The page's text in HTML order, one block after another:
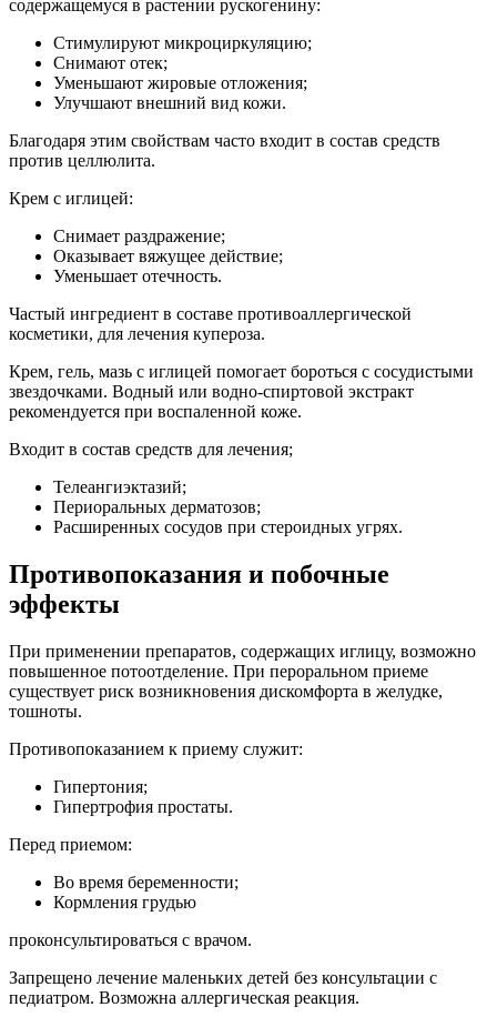
содержащемуся в растении рускогенину:
Стимулируют микроциркуляцию;
Снимают отек;
Уменьшают жировые отложения;
Улучшают внешний вид кожи.
Благодаря этим свойствам часто входит в состав средств
против целлюлита.
Крем с иглицей:
Снимает раздражение;
Оказывает вяжущее действие;
Уменьшает отечность.
Частый ингредиент в составе противоаллергической
косметики, для лечения купероза.
Крем, гель, мазь с иглицей помогает бороться с сосудистыми
звездочками. Водный или водно-спиртовой экстракт
рекомендуется при воспаленной коже.
Входит в состав средств для лечения;
Телеангиэктазий;
Периоральных дерматозов;
Расширенных сосудов при стероидных угрях.
Противопоказания и побочные
эффекты
При применении препаратов, содержащих иглицу, возможно
повышенное потоотделение. При пероральном приеме
существует риск возникновения дискомфорта в желудке,
тошноты.
Противопоказанием к приему служит:
Гипертония;
Гипертрофия простаты.
Перед приемом:
Во время беременности;
Кормления грудью
проконсультироваться с врачом.
Запрещено лечение маленьких детей без консультации с
педиатром. Возможна аллергическая реакция.